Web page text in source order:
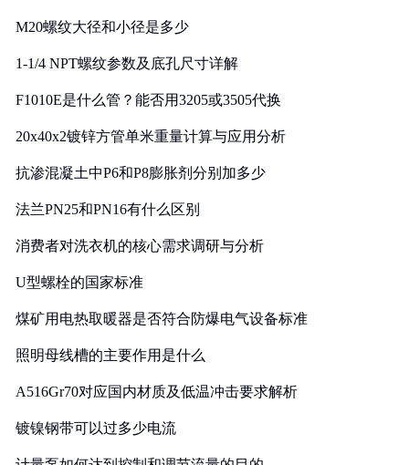
M20螺纹大径和小径是多少
1-1/4 NPT螺纹参数及底孔尺寸详解
F1010E是什么管？能否用3205或3505代换
20x40x2镀锌方管单米重量计算与应用分析
抗渗混凝土中P6和P8膨胀剂分别加多少
法兰PN25和PN16有什么区别
消费者对洗衣机的核心需求调研与分析
U型螺栓的国家标准
煤矿用电热取暖器是否符合防爆电气设备标准
照明母线槽的主要作用是什么
A516Gr70对应国内材质及低温冲击要求解析
镀镍钢带可以过多少电流